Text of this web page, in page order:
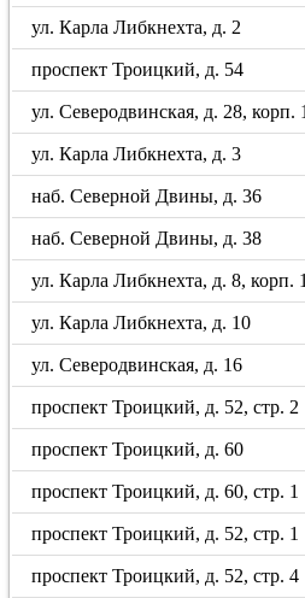
ул. Карла Либкнехта, д. 2
проспект Троицкий, д. 54
ул. Северодвинская, д. 28, корп. 1
ул. Карла Либкнехта, д. 3
наб. Северной Двины, д. 36
наб. Северной Двины, д. 38
ул. Карла Либкнехта, д. 8, корп. 1
ул. Карла Либкнехта, д. 10
ул. Северодвинская, д. 16
проспект Троицкий, д. 52, стр. 2
проспект Троицкий, д. 60
проспект Троицкий, д. 60, стр. 1
проспект Троицкий, д. 52, стр. 1
проспект Троицкий, д. 52, стр. 4